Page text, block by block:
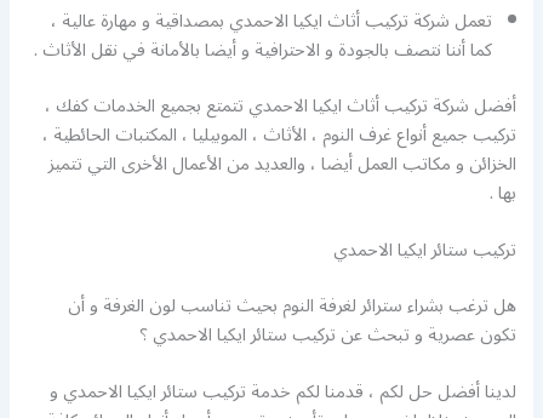
تعمل شركة تركيب أثاث ايكيا الاحمدي بمصداقية و مهارة عالية ،
كما أننا نتصف بالجودة و الاحترافية و أيضا بالأمانة في نقل الأثاث .
أفضل شركة تركيب أثاث ايكيا الاحمدي تتمتع بجميع الخدمات كفك ،
تركيب جميع أنواع غرف النوم ، الأثاث ، الموبيليا ، المكتبات الحائطية ،
الخزائن و مكاتب العمل أيضا ، والعديد من الأعمال الأخرى التي تتميز
بها .
تركيب ستائر ايكيا الاحمدي
هل ترغب بشراء سترائر لغرفة النوم بحيث تناسب لون الغرفة و أن
تكون عصرية و تبحث عن تركيب ستائر ايكيا الاحمدي ؟
لدينا أفضل حل لكم ، قدمنا لكم خدمة تركيب ستائر ايكيا الاحمدي و